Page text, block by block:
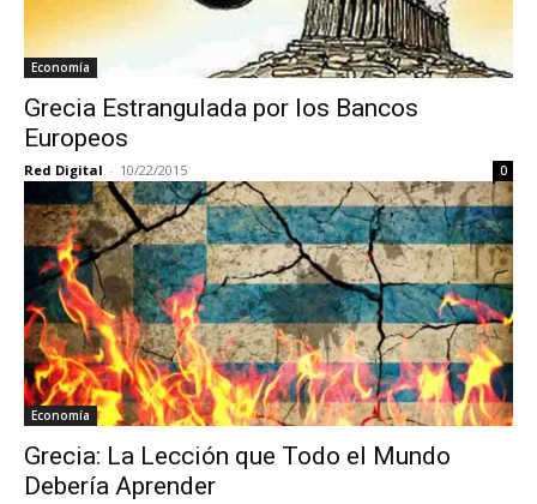
Economía
Grecia Estrangulada por los Bancos
Europeos
Red Digital - 10/22/2015 0
Economía
Grecia: La Lección que Todo el Mundo
Debería Aprender